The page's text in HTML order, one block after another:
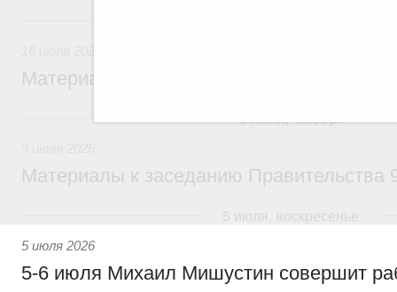
Материалы к заседанию Правительства
9 июля, четверг
Материалы к заседанию Правительства
5 июля 2026
5-6 июля Михаил Мишустин совершит